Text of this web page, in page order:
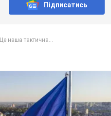
Підписатись
Це наша тактична...